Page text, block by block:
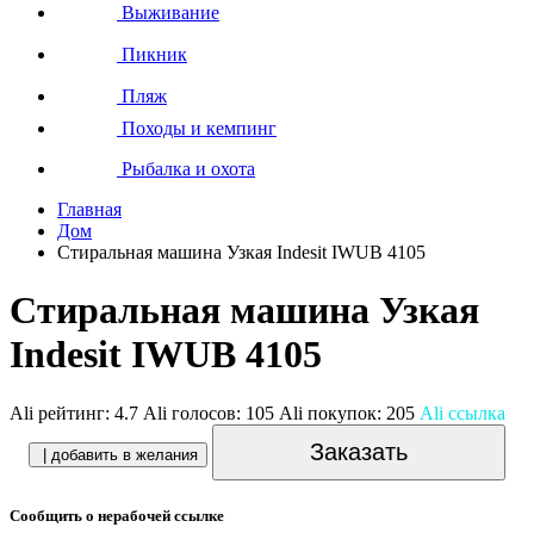
Выживание
Пикник
Пляж
Походы и кемпинг
Рыбалка и охота
Главная
Дом
Стиральная машина Узкая Indesit IWUB 4105
Стиральная машина Узкая
Indesit IWUB 4105
Ali рейтинг: 4.7 Ali голосов: 105 Ali покупок: 205 Ali ссылка
| добавить в желания Заказать
Сообщить о нерабочей ссылке